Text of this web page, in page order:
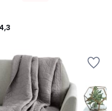
4,3